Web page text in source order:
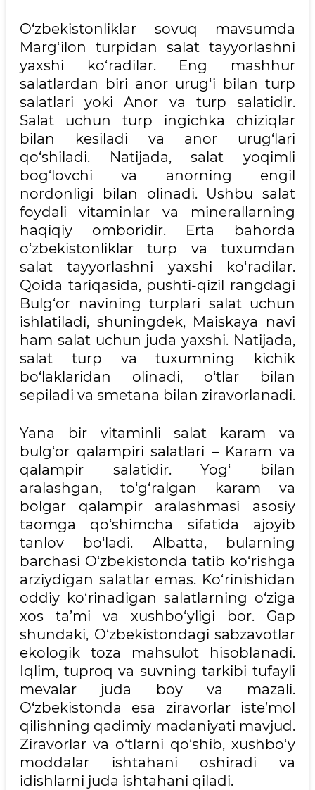
O‘zbekistonliklar sovuq mavsumda
Marg‘ilon turpidan salat tayyorlashni
yaxshi ko‘radilar. Eng mashhur
salatlardan biri anor urug‘i bilan turp
salatlari yoki Anor va turp salatidir.
Salat uchun turp ingichka chiziqlar
bilan kesiladi va anor urug‘lari
qo‘shiladi. Natijada, salat yoqimli
bog‘lovchi va anorning engil
nordonligi bilan olinadi. Ushbu salat
foydali vitaminlar va minerallarning
haqiqiy omboridir. Erta bahorda
o‘zbekistonliklar turp va tuxumdan
salat tayyorlashni yaxshi ko‘radilar.
Qoida tariqasida, pushti-qizil rangdagi
Bulg‘or navining turplari salat uchun
ishlatiladi, shuningdek, Maiskaya navi
ham salat uchun juda yaxshi. Natijada,
salat turp va tuxumning kichik
bo‘laklaridan olinadi, o‘tlar bilan
sepiladi va smetana bilan ziravorlanadi.
Yana bir vitaminli salat karam va
bulg‘or qalampiri salatlari – Karam va
qalampir salatidir. Yog‘ bilan
aralashgan, to‘g‘ralgan karam va
bolgar qalampir aralashmasi asosiy
taomga qo‘shimcha sifatida ajoyib
tanlov bo‘ladi. Albatta, bularning
barchasi O‘zbekistonda tatib ko‘rishga
arziydigan salatlar emas. Ko‘rinishidan
oddiy ko‘rinadigan salatlarning o‘ziga
xos ta’mi va xushbo‘yligi bor. Gap
shundaki, O‘zbekistondagi sabzavotlar
ekologik toza mahsulot hisoblanadi.
Iqlim, tuproq va suvning tarkibi tufayli
mevalar juda boy va mazali.
O‘zbekistonda esa ziravorlar iste’mol
qilishning qadimiy madaniyati mavjud.
Ziravorlar va o‘tlarni qo‘shib, xushbo‘y
moddalar ishtahani oshiradi va
idishlarni juda ishtahani qiladi.